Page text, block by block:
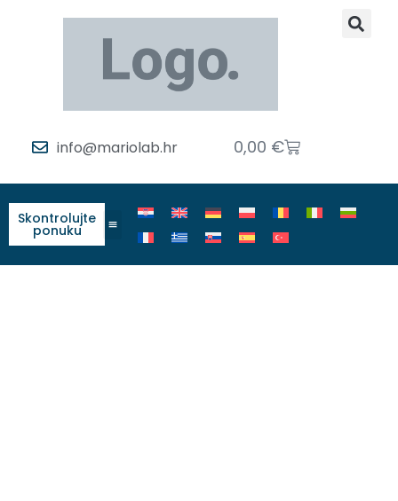
info@mariolab.hr 0,00 €
Skontrolujte
ponuku